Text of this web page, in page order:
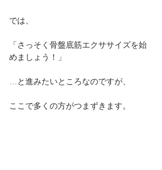
では、
「さっそく骨盤底筋エクササイズを始
めましょう！」
…と進みたいところなのですが、
ここで多くの方がつまずきます。